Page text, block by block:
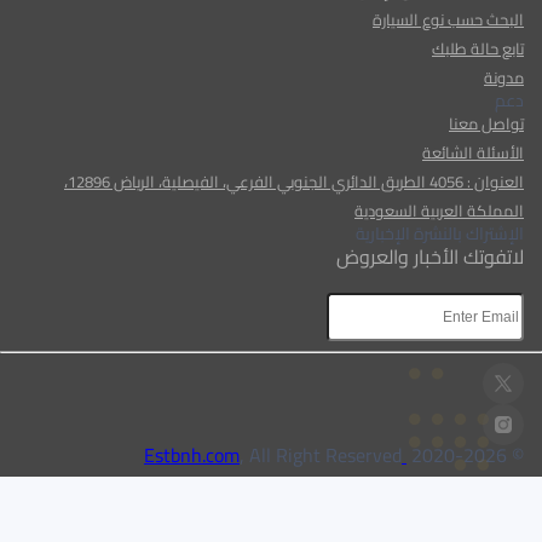
البحث حسب نوع السيارة
تابع حالة طلبك
مدونة
دعم
تواصل معنا
الأسئلة الشائعة
العنوان : 4056 الطريق الدائري الجنوبي الفرعي، الفيصلية، الرياض 12896،
المملكة العربية السعودية
الإشتراك بالنشرة الإخبارية
لاتفوتك الأخبار والعروض
© 2020-
2026
Estbnh.com
, All Right Reserved